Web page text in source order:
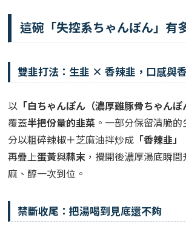
這碗「失控系ちゃんぽん」有
雙韭打法：生韭 × 香辣韭，口感與
以 「白ちゃんぽん（濃厚雞豚骨ちゃんぽ
覆蓋半把份量的韭菜 。一部分保留清脆
分以粗碎辣椒＋芝麻油拌炒成 「香辣韭」
再疊上蛋黃與蒜末 ，攪開後濃厚湯底瞬間
麻、醇一次到位。
禁斷收尾：把湯喝到見底還不夠